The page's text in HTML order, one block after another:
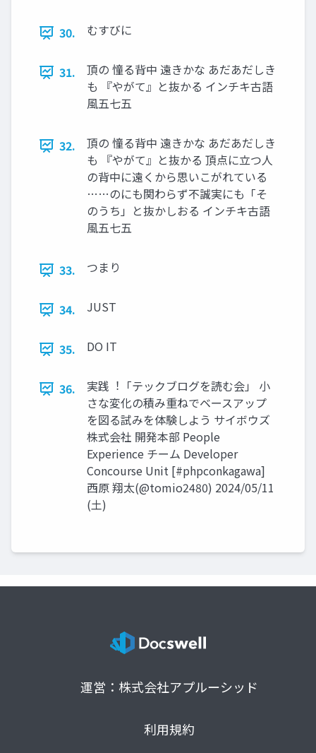
30. むすびに
31.
頂の 憧る背中 遠きかな あだあだしき
も 『やがて』と抜かる インチキ古語
⾵五七五
32.
頂の 憧る背中 遠きかな あだあだしき
も 『やがて』と抜かる 頂点に⽴つ⼈
の背中に遠くから思いこがれている
……のにも関わらず不誠実にも「そ
のうち」と抜かしおる インチキ古語
⾵五七五
33. つまり
34. JUST
35. DO IT
36.
実践︕「テックブログを読む会」 ⼩
さな変化の積み重ねでベースアップ
を図る試みを体験しよう サイボウズ
株式会社 開発本部 People
Experience チーム Developer
Concourse Unit [#phpconkagawa]
⻄原 翔太(@tomio2480) 2024/05/11
(⼟)
運営：株式会社アプルーシッド
利用規約